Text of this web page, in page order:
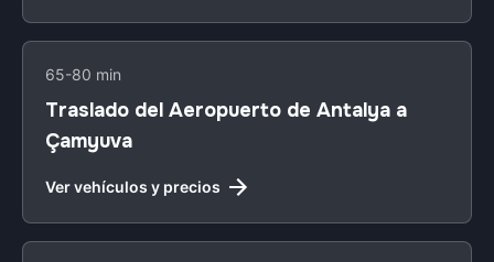
65-80 min
Traslado del Aeropuerto de Antalya a
Çamyuva
Ver vehículos y precios